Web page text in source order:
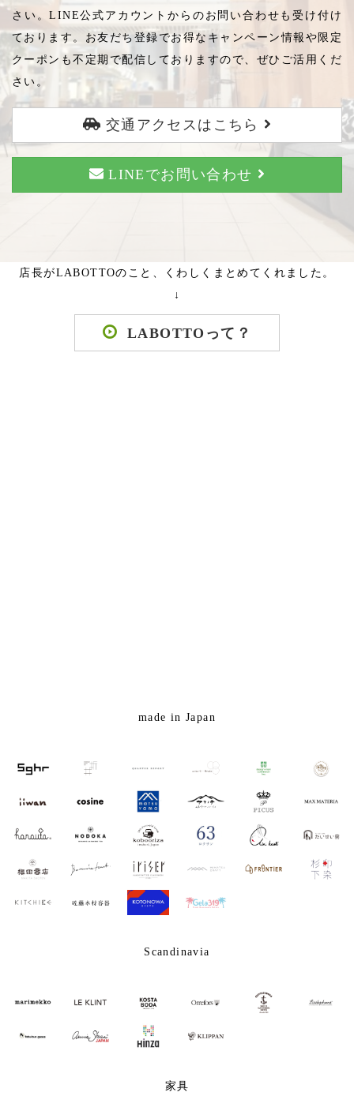
さい。LINE公式アカウントからのお問い合わせも受け付け
ております。お友だち登録でお得なキャンペーン情報や限定
クーポンも不定期で配信しておりますので、ぜひご活用くだ
さい。
交通アクセスはこちら
LINEでお問い合わせ
店長がLABOTTOのこと、くわしくまとめてくれました。
↓
LABOTTOって？
made in Japan
Scandinavia
家具